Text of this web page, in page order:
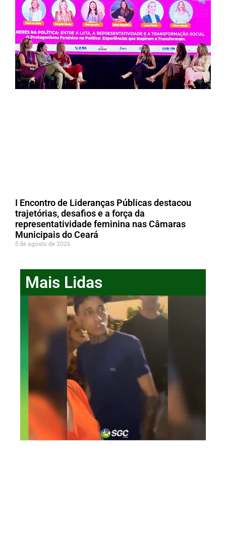
I Encontro de Lideranças Públicas destacou
trajetórias, desafios e a força da
representatividade feminina nas Câmaras
Municipais do Ceará
5 de agosto de 2026
Mais Lidas